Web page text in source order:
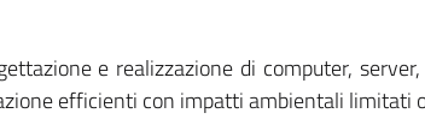
e realizzazione di computer,
efficienti con impatti ambientali limitati